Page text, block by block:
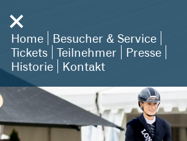
Home
Besucher & Service
Tickets
Teilnehmer
Presse
Historie
Kontakt